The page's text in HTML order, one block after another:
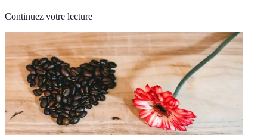
Continuez votre lecture